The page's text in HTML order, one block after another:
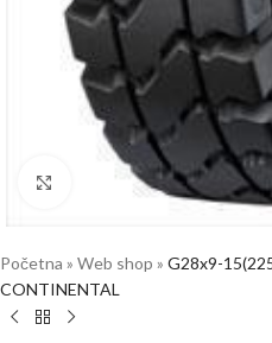
Click to enlarge
Početna » Web shop » G28x9-
CONTINENTAL